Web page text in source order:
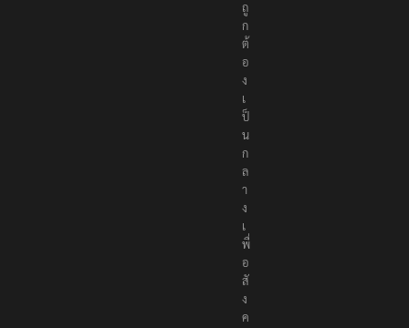
า
ง
ถู
ก
ต้
อ
ง
เ
ป็
น
ก
ล
า
ง
เ
พื่
อ
สั